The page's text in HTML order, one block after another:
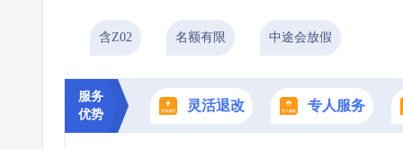
含Z02 名额有限 中途会放假
服务
优势
灵活退改 专人服务